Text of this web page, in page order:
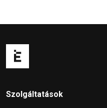
Szolgáltatások